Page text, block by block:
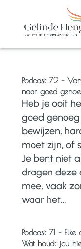
Podcast 72 –
naar goed
Heb je ooit
goed
bewijzen,
moet zijn, of
Je bent niet
dragen deze
mee, vaak
waar het...
Podcast 71 –
Wat houdt jou